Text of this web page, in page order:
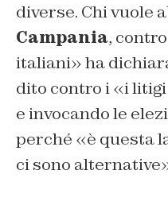
diverse. Chi vuole
Campania,
italiani» ha
dito contro i «i
e invocando le
perché «è questa
ci sono